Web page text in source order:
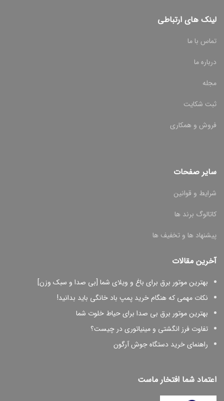
لینک های ارتباطی
تماس با ما
درباره ما
مجله
ثبت شکایت
فروش و همکاری
سایر صفحات
شرایط و قوانین
کاتالوگ برند ها
پیشنهاد ها و تخفیف ها
آخرین مقالات
بهترین موتور برق برای باغ و ویلای شما [بی صدا و سبک وزن]
نکات مهمی که هنگام خرید پمپ باد خانگی باید بدانید!
بهترین موتور برق بی صدا برای حیاط خلوت شما
تفاوت فرز انگشتی و مینیاتوری در چیست؟
راهنمای خرید دستگاه جوش آرگون
اعتماد شما افتخار ماست